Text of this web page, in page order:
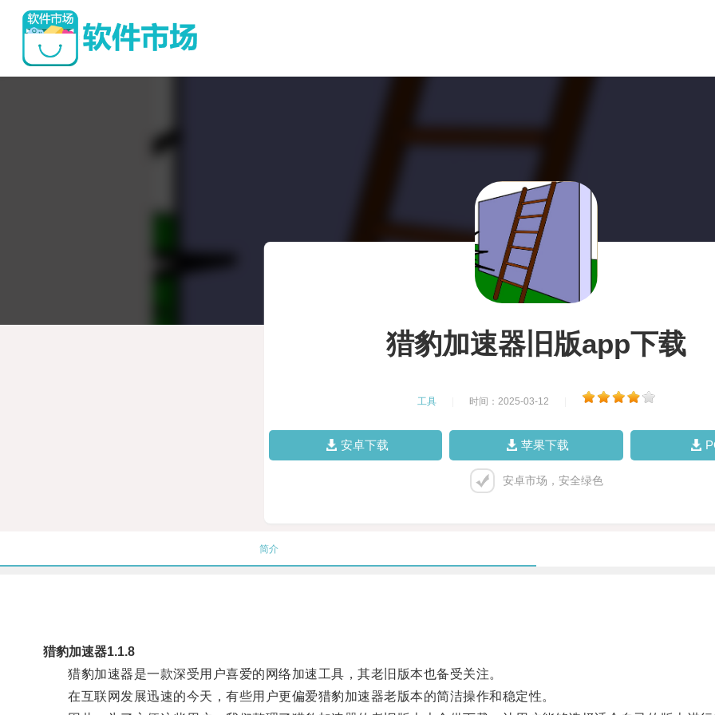
猎豹加速器旧版app下载
工具 时间：2025-03-12
安卓下载 苹果下载
安卓市场，安全绿色
简介
猎豹加速器1.1.8
猎豹加速器是一款深受用户喜爱的网络加速工具，其老旧版本也备受关注。
在互联网发展迅速的今天，有些用户更偏爱猎豹加速器老版本的简洁操作和稳定性。